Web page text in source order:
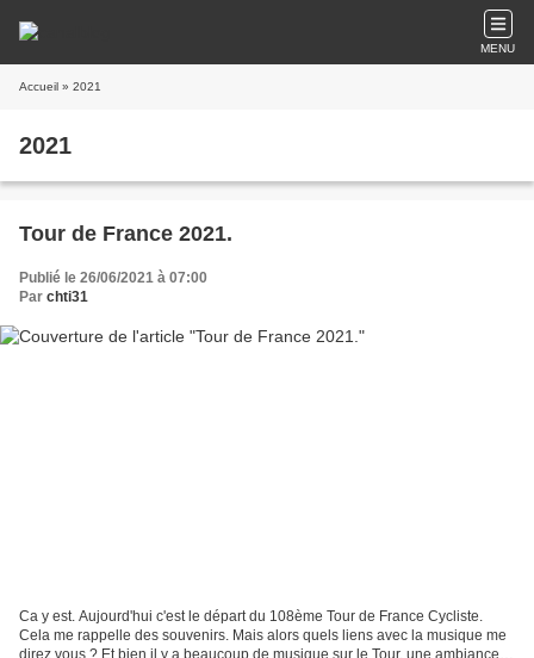
MENU
Accueil » 2021
2021
Tour de France 2021.
Publié le 26/06/2021 à 07:00
Par chti31
Ca y est. Aujourd'hui c'est le départ du 108ème Tour de France Cycliste.
Cela me rappelle des souvenirs. Mais alors quels liens avec la musique me
direz vous ? Et bien il y a beaucoup de musique sur le Tour, une ambiance